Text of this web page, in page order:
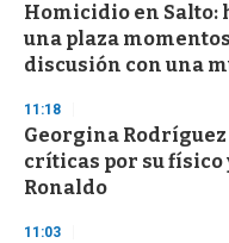
Homicidio en Salto:
una plaza
discusión con una
11:18
Georgina
críticas por su físico
Ronaldo
11:03